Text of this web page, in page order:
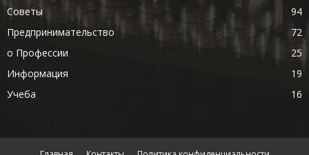
Советы
94
Предпринимательство
72
о Профессии
25
Информация
19
Учеба
16